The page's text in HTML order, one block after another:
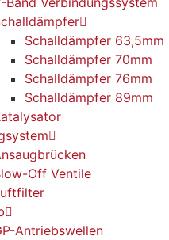
Schalldämpfer 63,5mm
Schalldämpfer 70mm
Schalldämpfer 76mm
Schalldämpfer 89mm
Off Ventile
Antriebswellen